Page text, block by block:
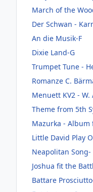
March of the
Der Schwan -
An die Musik-F
Dixie Land-G
Trumpet Tune -
Romanze C.
Menuett KV2 -
Theme from 5th
Mazurka - Album
Little David Play
Neapolitan Song-
Joshua fit the
Battare